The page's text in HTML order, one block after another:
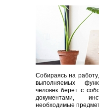
Собираясь на
выполняемых
человек берет с
документами,
необходимые